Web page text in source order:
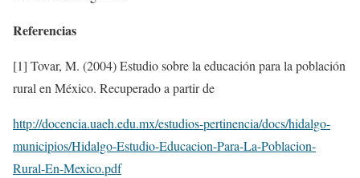
Referencias
[1] Tovar, M. (2004) Estudio sobre la educación para la población
rural en México. Recuperado a partir de
http://docencia.uaeh.edu.mx/estudios-pertinencia/docs/hidalgo-
municipios/Hidalgo-Estudio-Educacion-Para-La-Poblacion-
Rural-En-Mexico.pdf